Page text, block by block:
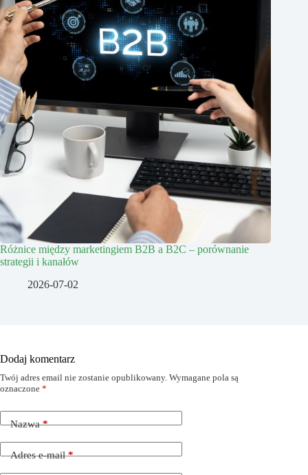
Różnice między marketingiem B2B a B2C – porównanie
strategii i kanałów
2026-07-02
Dodaj komentarz
Twój adres email nie zostanie opublikowany. Wymagane pola są
oznaczone *
Nazwa*
Adres e-mail*